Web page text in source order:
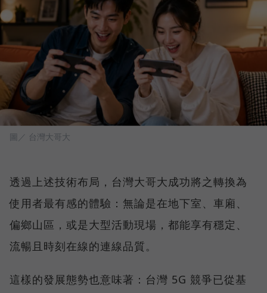
圖／ 台灣大哥大
透過上述技術布局，台灣大哥大成功將之轉換為
使用者最有感的體驗：無論是在地下室、車廂、
偏鄉山區，或是大型活動現場，都能享有穩定、
流暢且時刻在線的連線品質。
這樣的發展態勢也意味著：台灣 5G 競爭已從基